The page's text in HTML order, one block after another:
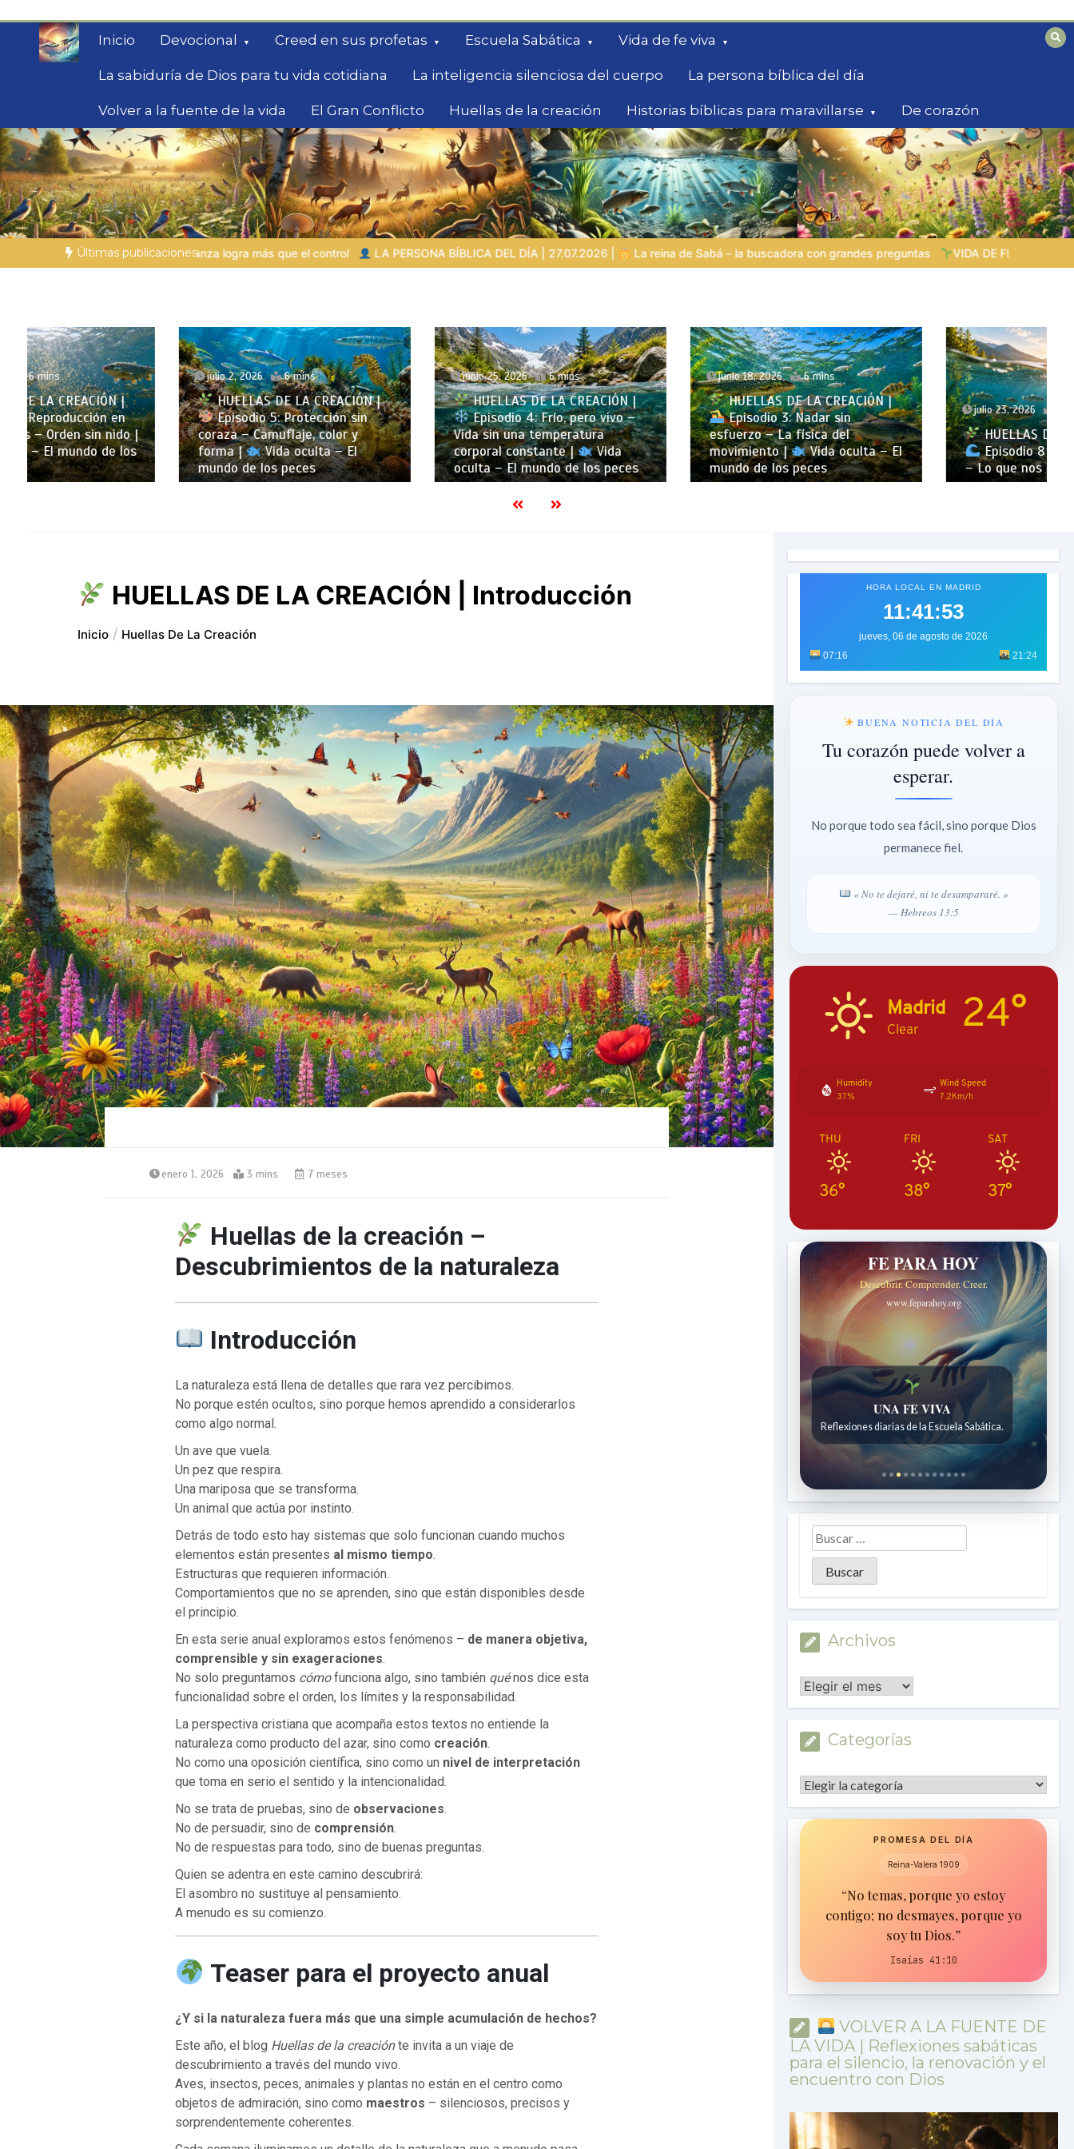
contenido
Inicio Devocional Creed en sus profetas Escuela Sabática Vida de fe viva
La sabiduría de Dios para tu vida cotidiana La inteligencia silenciosa del cuerpo La persona bíblica del día
Volver a la fuente de la vida El Gran Conflicto Huellas de la creación Historias bíblicas para maravillarse De corazón
Fe para Hoy
Reflexiones bíblicas para personas en búsqueda
Últimas publicaciones
logra más que el control LA PERSONA BÍBLICA DEL DÍA | 27.07.2026 | La reina de Sabá – la buscadora con grandes preguntas VIDA DE FE VIVA | Lección 5: «Todo para la gloria de
julio 2, 2026 6 mins
HUELLAS DE LA CREACIÓN |
Episodio 5: Protección sin
coraza – Camuflaje, color y
forma |
Vida oculta – El
mundo de los peces
junio 25, 2026 6 mins
HUELLAS DE LA CREACIÓN |
Episodio 4: Frío, pero vivo –
Vida sin una temperatura
corporal constante |
Vida
oculta – El mundo de los peces
junio 18, 2026 6 mins
HUELLAS DE LA CREACIÓN |
Episodio 3: Nadar sin
esfuerzo – La física del
movimiento |
Vida oculta – El
mundo de los peces
julio 23, 2026 6 mins
HUELLAS DE LA CREACIÓN |
Episodio 8 – Vida en lo oculto
– Lo que nos enseñan los peces
HUELLAS DE LA CREACIÓN | Introducción
Inicio Huellas De La Creación
enero 1, 2026 3 mins 7 meses
Huellas de la creación –
Descubrimientos de la naturaleza
Introducción
La naturaleza está llena de detalles que rara vez percibimos.
No porque estén ocultos, sino porque hemos aprendido a considerarlos
como algo normal.
Un ave que vuela.
Un pez que respira.
Una mariposa que se transforma.
Un animal que actúa por instinto.
Detrás de todo esto hay sistemas que solo funcionan cuando muchos
elementos están presentes al mismo tiempo.
Estructuras que requieren información.
Comportamientos que no se aprenden, sino que están disponibles desde
el principio.
En esta serie anual exploramos estos fenómenos – de manera objetiva,
comprensible y sin exageraciones.
No solo preguntamos cómofunciona algo, sino también quénos dice esta
funcionalidad sobre el orden, los límites y la responsabilidad.
La perspectiva cristiana que acompaña estos textos no entiende la
naturaleza como producto del azar, sino como creación.
No como una oposición científica, sino como un nivel de interpretación
que toma en serio el sentido y la intencionalidad.
No se trata de pruebas, sino de observaciones.
No de persuadir, sino de comprensión.
No de respuestas para todo, sino de buenas preguntas.
Quien se adentra en este camino descubrirá:
El asombro no sustituye al pensamiento.
A menudo es su comienzo.
Teaser para el proyecto anual
¿Y si la naturaleza fuera más que una simple acumulación de hechos?
Este año, el blog Huellas de la creaciónte invita a un viaje de
descubrimiento a través del mundo vivo.
Aves, insectos, peces, animales y plantas no están en el centro como
objetos de admiración, sino como maestros – silenciosos, precisos y
sorprendentemente coherentes.
HORA LOCAL EN MADRID
11:41:55
jueves, 06 de agosto de 2026
07:16
21:24
BUENA NOTICIA DEL DÍA
Tu corazón puede volver a
esperar.
No porque todo sea fácil, sino porque Dios
permanece fiel.
« No te dejaré, ni te desampararé. »
— Hebreos 13:5
Madrid
Clear 24°
Humidity
37%
Wind Speed
7.2Km/h
THU
36°
FRI
38°
SAT
37°
FE PARA HOY
Descubrir. Comprender. Creer.
www.feparahoy.org
UNA FE VIVA
Reflexiones diarias de la Escuela Sabática.
Archivos
Archivos
Categorías
Categorías
PROMESA DEL DÍA
Reina-Valera 1909
“No temas, porque yo estoy
contigo; no desmayes, porque yo
soy tu Dios.”
Isaías 41:10
VOLVER A LA FUENTE DE
LA VIDA | Reflexiones sabáticas
para el silencio, la renovación y el
encuentro con Dios